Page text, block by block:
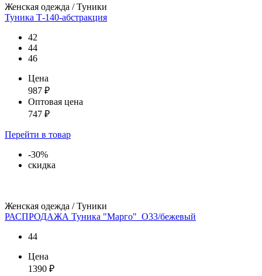
Женская одежда / Туники
Туника Т-140-абстракция
42
44
46
Цена
987 ₽
Оптовая цена
747 ₽
Перейти в товар
-30%
скидка
Женская одежда / Туники
РАСПРОДАЖА Туника "Марго"_О33/бежевый
44
Цена
1390 ₽